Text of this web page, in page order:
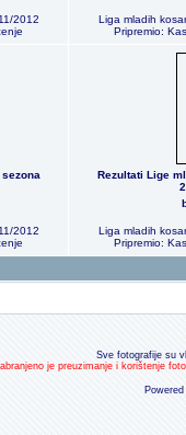
2012
Liga mladih
Pripremio:
2012
Rezultati Lige
Liga mladih
Pripremio:
Sve fotografije su
je preuzimanje i korištenje